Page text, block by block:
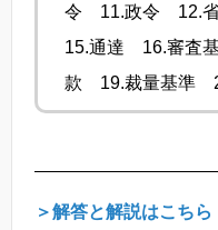
令 11.政令 12.
15.通達 16.審査
款 19.裁量基準
＞解答と解説はこちら